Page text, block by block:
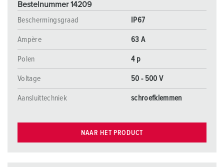
Bestelnummer 14209
Beschermingsgraad
IP67
Ampère 63 A
Polen 4 p
Voltage 50 - 500 V
Aansluittechniek schroefklemmen
NAAR HET PRODUCT